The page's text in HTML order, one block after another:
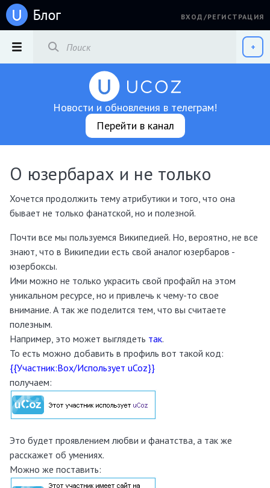
ВХОД/РЕГИСТРАЦИЯ
РАЗДЕЛЫ +
Новости и обновления в телеграм!
Перейти в канал
О юзербарах и не только
Хочется продолжить тему атрибутики и того, что она
бывает не только фанатской, но и полезной.
Почти все мы пользуемся Википедией. Но, вероятно, не все
знают, что в Википедии есть свой аналог юзербаров -
юзербоксы.
Ими можно не только украсить свой профайл на этом
уникальном ресурсе, но и привлечь к чему-то свое
внимание. А так же поделится тем, что вы считаете
полезным.
Например, это может выглядеть так.
То есть можно добавить в профиль вот такой код:
{{Участник:Box/Использует uCoz}}
получаем:
Это будет проявлением любви и фанатства, а так же
расскажет об умениях.
Можно же поставить: